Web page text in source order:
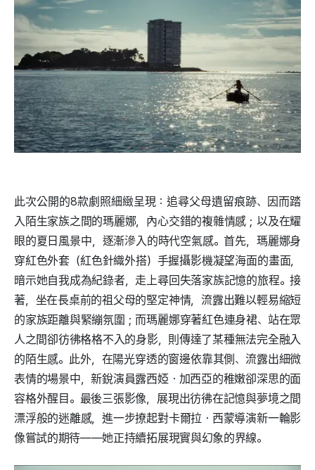
此次公開的8款劇照細緻呈現：追尋父母遺留痕跡、因而踏
入陌生家族之間的瑪麗娜，內心交錯的複雜情感；以及在耀
眼的夏日風景中，逐漸滲入的時代空氣感。首先，瑪麗娜身
穿紅色外套（紅色針織外搭）手握攝影機凝望海面的畫面，
暗示她自我成為紀錄者，走上尋回失落家族記憶的旅程。接
著，坐在長桌前的祖父母的堅定神情，流露出難以輕易縮短
的家族距離與緊繃氛圍；而瑪麗娜穿著紅色連身裙、站在眾
人之間卻彷彿格格不入的身影，則傳達了某種無法完全融入
的陌生感。此外，在陽光穿透的窗邊依靠其側、流露出細微
表情的場景中，新銳演員露西婭・加西亞的稚嫩卻深思的面
容格外醒目。最後三張影像，展現出彷彿在記憶與夢境之間
漂浮般的迷離感，進一步撩起對卡爾拉・西蒙導演新一輪影
像嘗試的期待——她正持續拓展現實與幻象的界線。